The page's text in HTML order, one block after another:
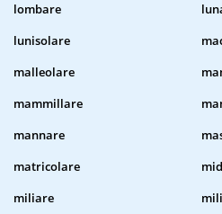
lombare
lunisolare
malleolare
mammillare
mannare
matricolare
miliare